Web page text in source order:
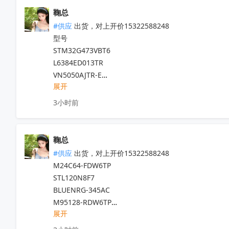
PIC16LF1783-I/SO
DSPIC30F4012-30I/SO
IKD06N60RF
IR2101STRPBF
744821150
2EDL05N06PF
744822222
IPA60R180P7
L7815ABV-DG
IMD111T-6F040
IMD111T6F040XUMA1
B82723J2202N001
MM32F031C6T6
HC32L170JATH-LQ48
SIM6897M
收起
REF5040EIDR
REF5030IDR
TL074IDR
LM2903DR
LM1117IDTX-3.3/NOPB
LM1117IDTX-5.0/NOPB
ISO3082DWR
ISO1050DWR
TPS61022RWUR
SN74AHC1G08DBVR
TPS7A2033PDBVR
TMUX4053PWR
TL431AIDBZR
TLV4888DR
TLV4888PWR
TLV2888DR
KLUDC4UHYB-B0EQ/KLUDC2RHVF-B0EQ
KLUEG4RHVF-B0EQ
K3KL3L30QM-JHCTT2V
鞠总
#供应 出货，对上开价15322588248
型号
STM32G473VBT6
L6384ED013TR
VN5050AJTR-E
STM32F407IGH6TR
STM32L476RET6
STM32G051C8T6
STM32H563VIT6TR
STM32F429IGH6
AD780BRZ
MAX3471EUA
DS3231MZ+
展开
3小时前
鞠总
#供应 出货，对上开价15322588248
M24C64-FDW6TP
STL120N8F7
BLUENRG-345AC
M95128-RDW6TP
STM32G0B1VCT6
STM706RAM6F
展开